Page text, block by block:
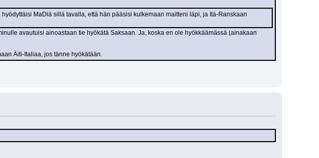
MaDiä sillä tavalla, että hän pääsisi kulkemaan maitteni läpi, ja Itä-Ranskaan
Äiti-Italiaa, jos tänne hyökätään.